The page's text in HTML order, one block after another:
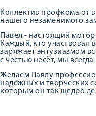
Коллектив профкома от
нашего незаменимого
Павел - настоящий
Каждый, кто участвовал
заряжает энтузиазмом
с честью несёт, мы
Желаем Павлу
надёжных и творческих
которым он так щедро